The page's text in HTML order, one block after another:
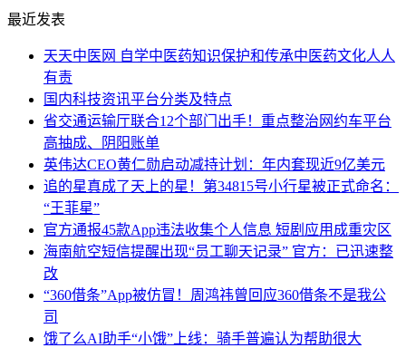
最近发表
天天中医网 自学中医药知识保护和传承中医药文化人人
有责
国内科技资讯平台分类及特点
省交通运输厅联合12个部门出手！重点整治网约车平台
高抽成、阴阳账单
英伟达CEO黄仁勋启动减持计划：年内套现近9亿美元
追的星真成了天上的星！第34815号小行星被正式命名：
“王菲星”
官方通报45款App违法收集个人信息 短剧应用成重灾区
海南航空短信提醒出现“员工聊天记录” 官方：已迅速整
改
“360借条”App被仿冒！周鸿祎曾回应360借条不是我公
司
饿了么AI助手“小饿”上线：骑手普遍认为帮助很大